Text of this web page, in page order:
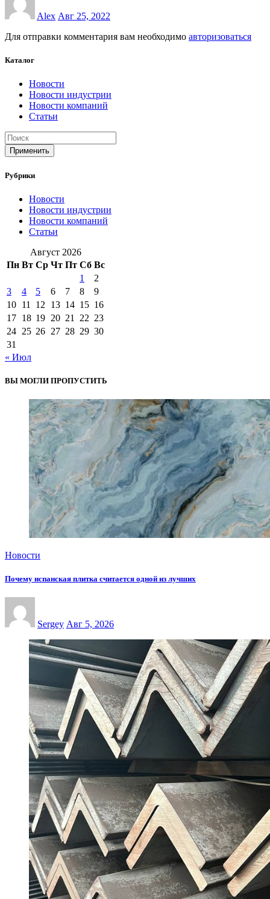
Alex Авг 25, 2022
Для отправки комментария вам необходимо авторизоваться
Каталог
Новости
Новости индустрии
Новости компаний
Статьи
Применить
Рубрики
Новости
Новости индустрии
Новости компаний
Статьи
Август 2026
Пн Вт Ср Чт Пт Сб Вс
1
2
3
4 5 6 7 8
9
10 11 12 13 14 15 16
17 18 19 20 21 22 23
24 25 26 27 28 29 30
31
« Июл
ВЫ МОГЛИ ПРОПУСТИТЬ
Новости
Почему испанская плитка считается одной из лучших
Sergey Авг 5, 2026